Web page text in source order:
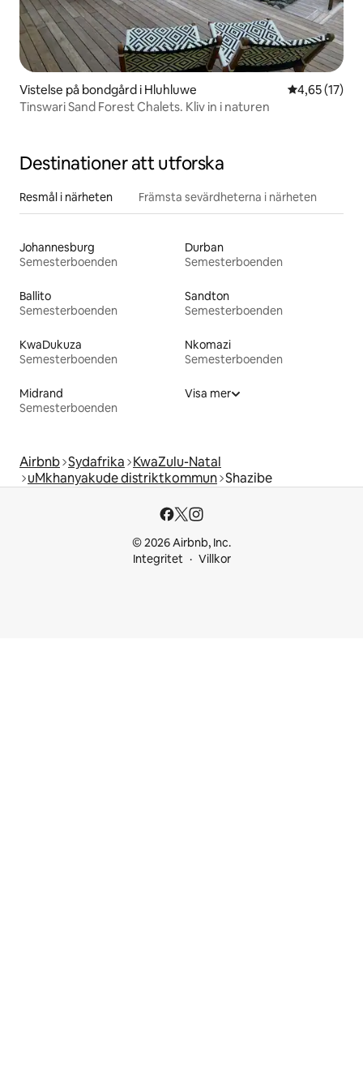
Vistelse på bondgård i Hluhluwe 4,65 av 5 i
4,65 (17)
Tinswari Sand Forest Chalets. Kliv in i naturen
Destinationer att utforska
Resmål i närheten Främsta sevärdheterna i närheten
Johannesburg
Semesterboenden
Durban
Semesterboenden
Ballito
Semesterboenden
Sandton
Semesterboenden
KwaDukuza
Semesterboenden
Nkomazi
Semesterboenden
Midrand
Semesterboenden
Visa mer
Airbnb Sydafrika KwaZulu-Natal
uMkhanyakude distriktkommun Shazibe
© 2026 Airbnb, Inc.
Integritet
Villkor